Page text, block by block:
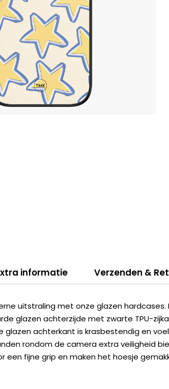
informatie Verzenden &
uitstraling met onze glazen hardcases.
glazen achterzijde met zwarte TPU-
achterkant is krasbestendig en
rondom de camera extra veiligheid
een fijne grip en maken het hoesje